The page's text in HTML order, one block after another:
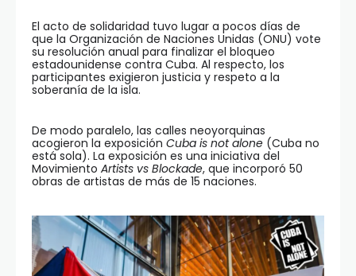
El acto de solidaridad tuvo lugar a pocos días de
que la Organización de Naciones Unidas (ONU) vote
su resolución anual para finalizar el bloqueo
estadounidense contra Cuba. Al respecto, los
participantes exigieron justicia y respeto a la
soberanía de la isla.
De modo paralelo, las calles neoyorquinas
acogieron la exposición Cuba is not alone (Cuba no
está sola). La exposición es una iniciativa del
Movimiento Artists vs Blockade, que incorporó 50
obras de artistas de más de 15 naciones.